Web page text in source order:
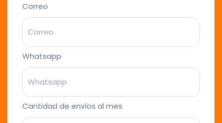
Correo
Whatsapp
Cantidad de envíos al mes